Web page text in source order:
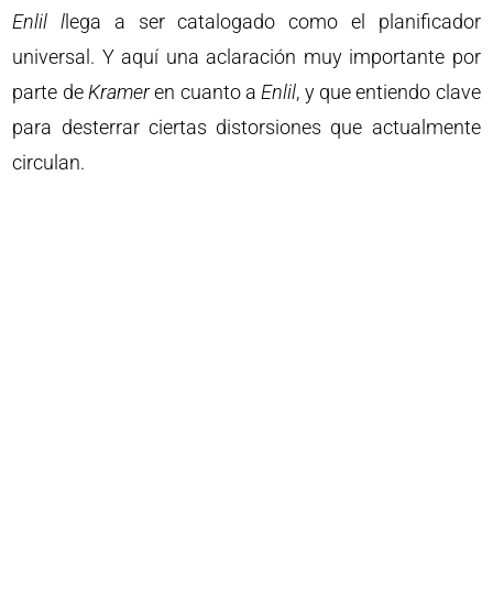
Enlil llega a ser catalogado como el planificador
universal. Y aquí una aclaración muy importante por
parte de Krameren cuanto a Enlil, y que entiendo clave
para desterrar ciertas distorsiones que actualmente
circulan.